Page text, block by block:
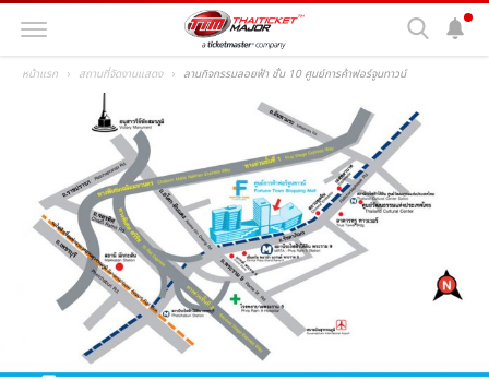
หน้าแรก สถานที่จัดงานแสดง ลานกิจกรรมลอยฟ้า ชั้น 10 ศูนย์การค้าฟอร์จูนทาวน์